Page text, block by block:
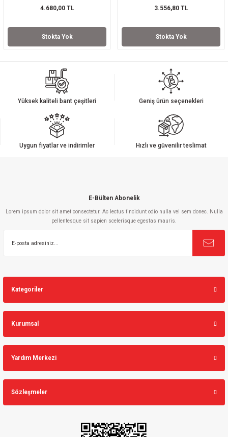
4.680,00 TL
Stokta Yok
3.556,80 TL
Stokta Yok
Yüksek kaliteli bant çeşitleri Geniş ürün seçenekleri
Uygun fiyatlar ve indirimler Hızlı ve güvenilir teslimat
E-Bülten Abonelik
Lorem ipsum dolor sit amet consectetur. Ac lectus tincidunt odio nulla vel sem donec. Nulla
pellentesque sit sapien scelerisque egestas mauris.
Kategoriler
Kurumsal
Yardım Merkezi
Sözleşmeler